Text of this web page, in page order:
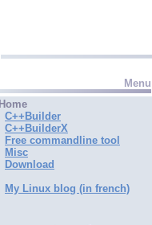
Menu
Home
C++Builder
C++BuilderX
Free commandline tool
Misc
Download
My Linux blog (in french)